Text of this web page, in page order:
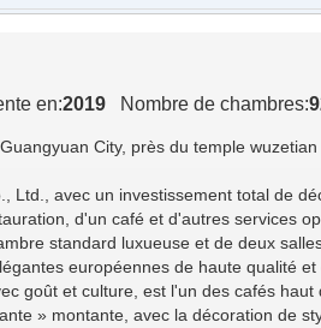
en:2019 Nombre de chambres:
City, près du temple
Ltd., avec un investissement total de
d'un café et d'autres services
standard luxueuse et de deux
européennes de haute qualité
goût et culture, est l'un des cafés haut
» montante, avec la décoration de